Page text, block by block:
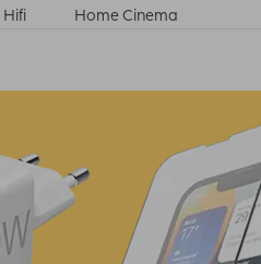
Hifi
Home Cinema